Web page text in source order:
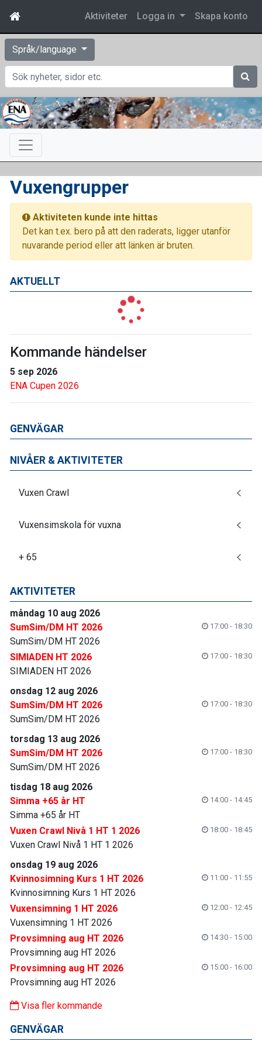
Aktiviteter Logga in Skapa konto
Språk/language
Sök
AKTUELLT
Kommande händelser
5 sep 2026
ENA Cupen 2026
GENVÄGAR
Vuxengrupper
Aktiviteten kunde inte hittas
Det kan t.ex. bero på att den raderats, ligger utanför
nuvarande period eller att länken är bruten.
NIVÅER & AKTIVITETER
Vuxen Crawl
Vuxensimskola för vuxna
+ 65
AKTIVITETER
måndag 10 aug 2026
SumSim/DM HT 2026
17:00 - 18:30
SumSim/DM HT 2026
SIMIADEN HT 2026
17:00 - 18:30
SIMIADEN HT 2026
onsdag 12 aug 2026
SumSim/DM HT 2026
17:00 - 18:30
SumSim/DM HT 2026
torsdag 13 aug 2026
SumSim/DM HT 2026
17:00 - 18:30
SumSim/DM HT 2026
tisdag 18 aug 2026
Simma +65 år HT
14:00 - 14:45
Simma +65 år HT
Vuxen Crawl Nivå 1 HT 1 2026
18:00 - 18:45
Vuxen Crawl Nivå 1 HT 1 2026
onsdag 19 aug 2026
Kvinnosimning Kurs 1 HT 2026
11:00 - 11:55
Kvinnosimning Kurs 1 HT 2026
Vuxensimning 1 HT 2026
12:00 - 12:45
Vuxensimning 1 HT 2026
Provsimning aug HT 2026
14:30 - 15:00
Provsimning aug HT 2026
Provsimning aug HT 2026
15:00 - 16:00
Provsimning aug HT 2026
Visa fler kommande
GENVÄGAR